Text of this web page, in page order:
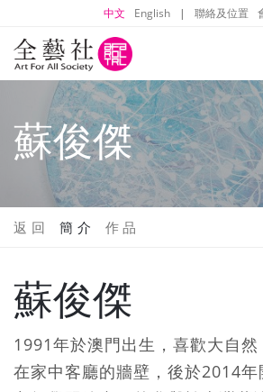
中文 English | 聯絡及位置
蘇俊傑
返 回 簡 介 作 品
蘇俊傑
1991年於澳門出生，喜歡大自
在家中客廳的牆壁，後於2014